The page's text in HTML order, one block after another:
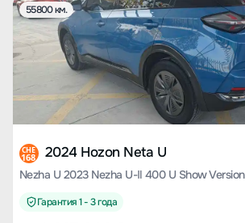
55800 км.
CHE
168 2024 Hozon Neta U
Nezha U 2023 Nezha U-Ⅱ 400 U Show
Гарантия 1 - 3 года